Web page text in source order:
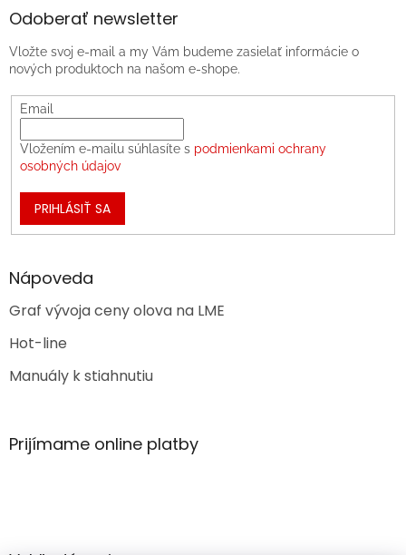
Odoberať newsletter
Vložte svoj e-mail a my Vám budeme zasielať informácie o
nových produktoch na našom e-shope.
Email
Vložením e-mailu súhlasíte s podmienkami ochrany
osobných údajov
PRIHLÁSIŤ SA
Nápoveda
Graf vývoja ceny olova na LME
Hot-line
Manuály k stiahnutiu
Prijímame online platby